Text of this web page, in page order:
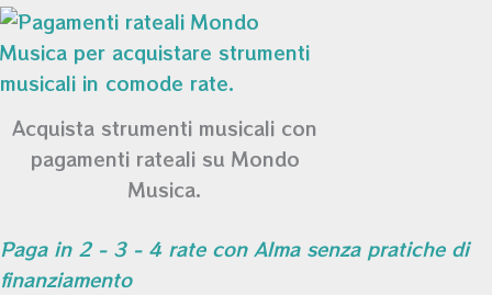
Acquista strumenti musicali con
pagamenti rateali su Mondo
Musica.
Paga in 2 - 3 - 4 rate con Alma senza pratiche di
finanziamento